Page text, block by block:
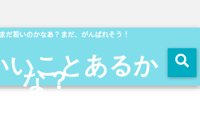
だ若いのかなあ？まだ、がんばれそう！
いことあるか
な？